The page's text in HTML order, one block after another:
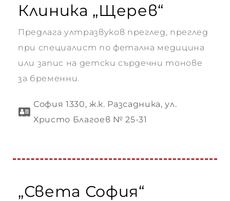
Клиника „Щерев“
Предлага ултразвуков преглед, преглед
при специалист по фетална медицина
или запис на детски сърдечни тонове
за бременни.
София 1330, ж.к. Разсадника, ул.
Христо Благоев № 25-31
„Света София“